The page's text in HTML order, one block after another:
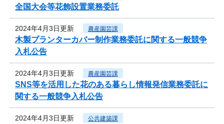
全国大会等花飾設置業務委託
2024年4月3日更新 農産園芸課
木製プランターカバー制作業務委託に関する一般競争
入札公告
2024年4月3日更新 農産園芸課
SNS等を活用した花のある暮らし情報発信業務委託に
関する一般競争入札公告
2024年4月3日更新 公共建築課